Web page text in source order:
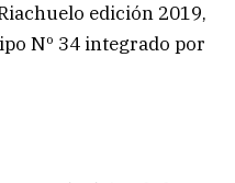
edición 2019,
Nº 34 integrado por